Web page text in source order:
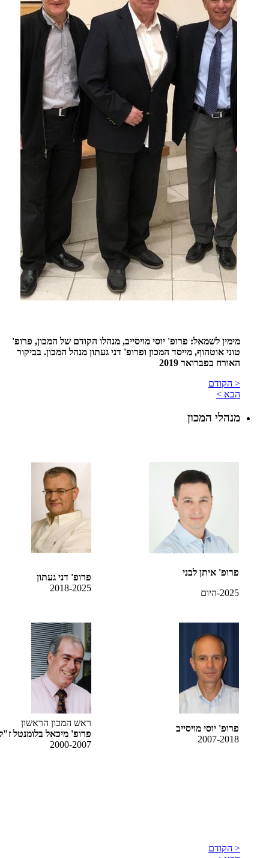
מימין לשמאל: פרופ' יוסי מויסייב, מנהלו הקודם של המכון, פרופ'
טוני אוטהוף, מייסד המכון ופרופ' דני געתון מנהל המכון. בביקור
האורח בפברואר 2019
< הקודם
הבא >
מנהלי המכון
פרופ' איתן לבני
2025-היום
פרופ' דני געתון
2018-2025
פרופ' יוסי מויסייב
2007-2018
ראש המכון הראשון
פרופ' מיכאל בלומנטל
2000-2007
< הקודם